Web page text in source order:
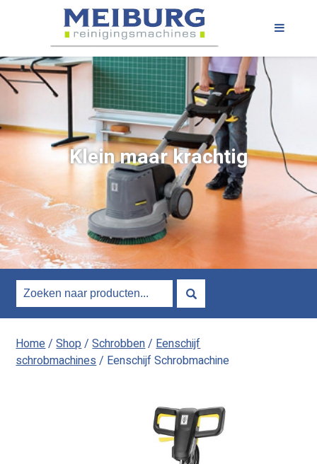
Klein maar krachtig
Home/Shop/Schrobben/Eenschijf
schrobmachines/ Eenschijf Schrobmachine